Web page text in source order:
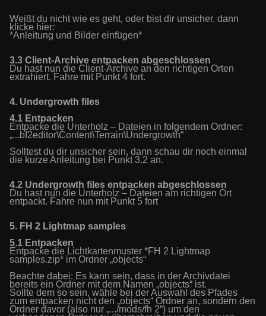
Weißt du nicht wie es geht, oder bist dir unsicher, dann
klicke hier:
*Anleitung und Bilder einfügen*
3.3 Client-Archive entpacken abgeschlossen
Du hast nun die Client-Archive an den richtigen Orten
extrahiert. Fahre mit Punkt 4 fort.
4. Undergrowth files
4.1 Entpacken
Entpacke die Unterholz – Dateien in folgendem Ordner:
„...bf2editor\Content\Terrain\Undergrowth“
Solltest du dir unsicher sein, dann schau dir noch einmal
die kurze Anleitung bei Punkt 3.2 an.
4.2 Undergrowth files entpacken abgeschlossen
Du hast nun die Unterholz – Dateien am richtigen Ort
entpackt. Fahre nun mit Punkt 5 fort
5. FH 2 Lightmap samples
5.1 Entpacken
Entpacke die Lichtkartenmuster *FH 2 Lightmap
samples.zip* im Ordner „objects“
Beachte dabei: Es kann sein, dass in der Archivdatei
bereits ein Ordner mit dem Namen „objects“ ist.
Sollte dem so sein, wähle bei der Auswahl des Pfades
zum entpacken nicht den „objects“ Ordner an, sondern den
Ordner davor (also nur „.../mods/fh 2“) um den